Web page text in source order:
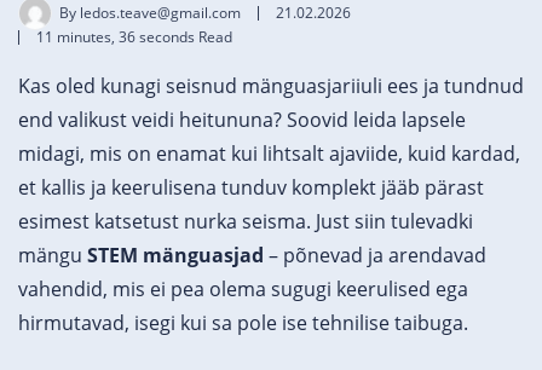
By ledos.teave@gmail.com
21.02.2026
11 minutes, 36 seconds Read
Kas oled kunagi seisnud mänguasjariiuli ees ja tundnud
end valikust veidi heitununa? Soovid leida lapsele
midagi, mis on enamat kui lihtsalt ajaviide, kuid kardad,
et kallis ja keerulisena tunduv komplekt jääb pärast
esimest katsetust nurka seisma. Just siin tulevadki
mängu STEM mänguasjad – põnevad ja arendavad
vahendid, mis ei pea olema sugugi keerulised ega
hirmutavad, isegi kui sa pole ise tehnilise taibuga.